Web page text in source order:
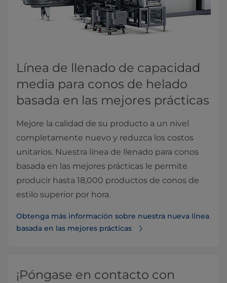
Línea de llenado de capacidad
media para conos de helado
basada en las mejores prácticas
Mejore la calidad de su producto a un nivel
completamente nuevo y reduzca los costos
unitarios. Nuestra línea de llenado para conos
basada en las mejores prácticas le permite
producir hasta 18,000 productos de conos de
estilo superior por hora.
Obtenga más información sobre nuestra nueva línea
basada en las mejores prácticas
¡Póngase en contacto con